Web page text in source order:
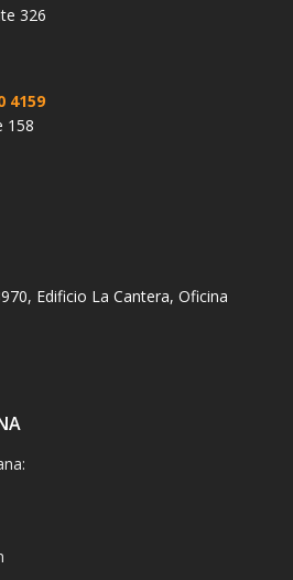
326
4159
158
Edificio La Cantera, Oficina